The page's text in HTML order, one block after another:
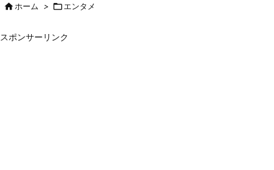
ホーム > エンタメ
スポンサーリンク